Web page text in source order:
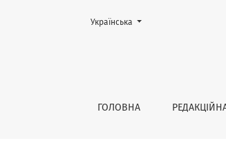
Telegram-канали як
ГОЛОВНА
Змінити мову. Поточною мовою є:
Українська